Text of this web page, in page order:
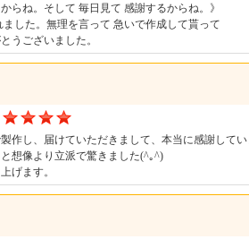
からね。そして 毎日見て 感謝するからね。》
ました。無理を言って 急いで作成して貰って
うございました。
作し、届けていただきまして、本当に感謝して
想像より立派で驚きました(^｡^)
げます。